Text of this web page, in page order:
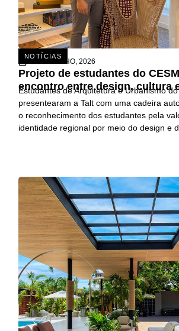
NOTÍCIAS
15 DE JULHO, 2026
Projeto de estudantes do
encontro entre design, cultura
Estudantes de Arquitetura e Urbanismo
presentearam a Talt com uma cadeira
o reconhecimento dos estudantes pela
identidade regional por meio do design e